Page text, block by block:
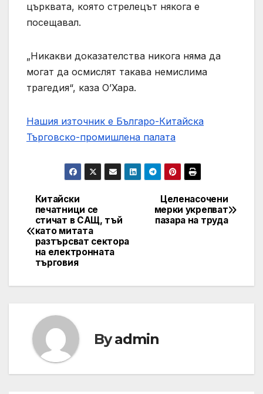
църквата, която стрелецът някога е
посещавал.
„Никакви доказателства никога няма да
могат да осмислят такава немислима
трагедия“, каза О’Хара.
Нашия източник е Българо-Китайска
Търговско-промишлена палaта
Post
navigation
Целенасочени
мерки укрепват
пазара на труда
Китайски
печатници се
стичат в САЩ, тъй
като митата
разтърсват сектора
на електронната
търговия
Byadmin